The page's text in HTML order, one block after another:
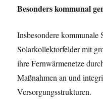
Besonders kommunal
Insbesondere kommunale
Solarkollektorfelder mit
ihre Fernwärmenetze
Maßnahmen an und
Versorgungsstrukturen.